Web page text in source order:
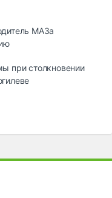
МАЗа
при столкновении